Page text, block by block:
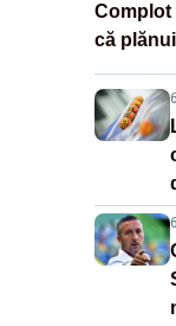
Complot
că